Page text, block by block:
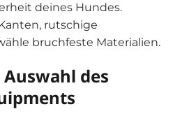
deines Hundes.
rutschige
bruchfeste Materialien.
des